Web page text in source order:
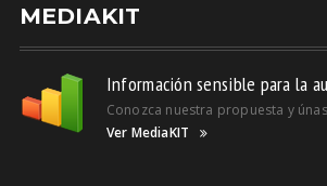
MEDIAKIT
Información sensible para la
Conozca nuestra propuesta y
Ver MediaKIT